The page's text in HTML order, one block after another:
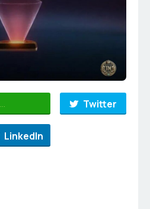
WhatsApp Twitter
LinkedIn